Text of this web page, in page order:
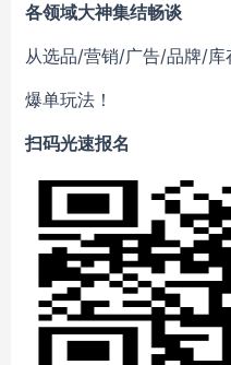
各领域大神集结畅谈
从选品/营销/广告/品牌/库
爆单玩法！
扫码光速报名